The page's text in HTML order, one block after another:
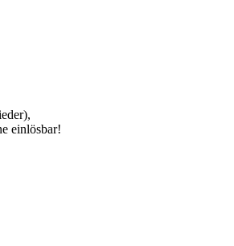
einlösbar!